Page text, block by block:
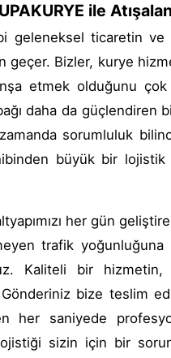
ile
geleneksel ticaretin
geçer. Bizler, kurye
etmek olduğunu
daha da güçlendiren
sorumluluk
büyük bir
her gün
trafik
Kaliteli bir
Gönderiniz bize teslim
her saniyede
lojistiği sizin için bir